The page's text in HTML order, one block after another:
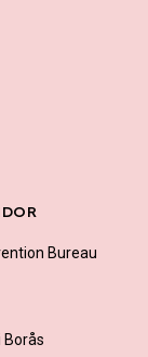
Bureau
Borås